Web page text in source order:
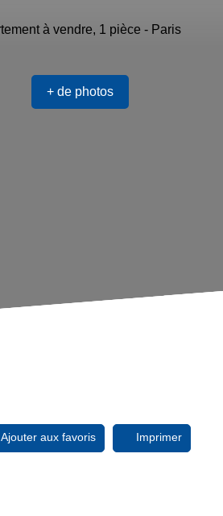
+ de photos
Ajouter aux favoris Imprimer